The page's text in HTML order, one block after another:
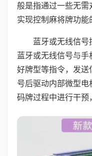
般是指通过一些无
实现控制麻将牌功能
蓝牙或无线信
蓝牙或无线信号与
好牌型等指令，发
号后驱动内部微型电
码牌过程中进行干预